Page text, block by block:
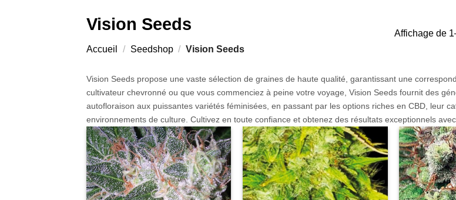
Vision Seeds
Accueil / Seedshop / Vision Seeds
Affichage de
Vision Seeds propose une vaste sélection de graines de haute qualité, garantissant une
cultivateur chevronné ou que vous commenciez à peine votre voyage, Vision Seeds fournit des
autofloraison aux puissantes variétés féminisées, en passant par les options riches en CBD, leur
environnements de culture. Cultivez en toute confiance et obtenez des résultats exceptionnels